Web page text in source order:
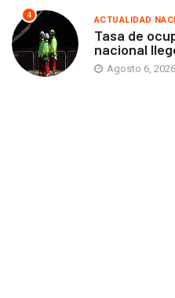
4 ACTUALIDAD
Tasa de
nacional
Agosto 6, 2026